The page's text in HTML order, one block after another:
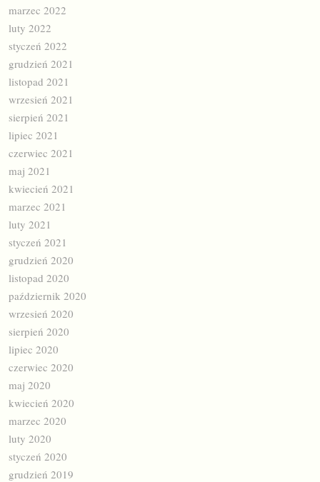
marzec 2022
luty 2022
styczeń 2022
grudzień 2021
listopad 2021
wrzesień 2021
sierpień 2021
lipiec 2021
czerwiec 2021
maj 2021
kwiecień 2021
marzec 2021
luty 2021
styczeń 2021
grudzień 2020
listopad 2020
październik 2020
wrzesień 2020
sierpień 2020
lipiec 2020
czerwiec 2020
maj 2020
kwiecień 2020
marzec 2020
luty 2020
styczeń 2020
grudzień 2019